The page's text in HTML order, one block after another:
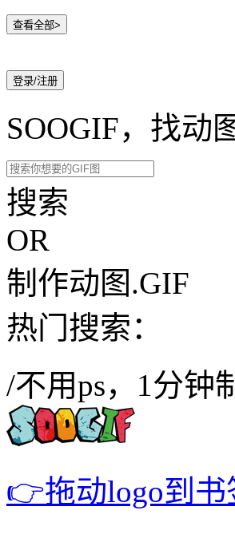
查看全部>
登录/注册
SOOGIF，找动
搜索
OR
制作动图.GIF
热门搜索：
/不用ps，1分钟
👉拖动logo到